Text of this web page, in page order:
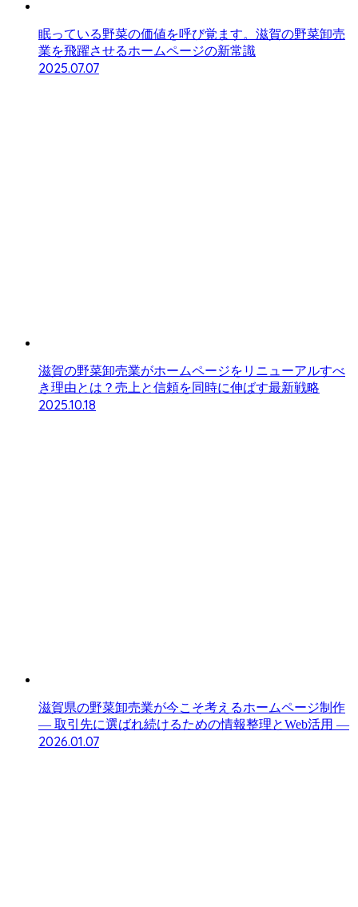
眠っている野菜の価値を呼び覚ます。滋賀の野菜卸売
業を飛躍させるホームページの新常識
2025.07.07
滋賀の野菜卸売業がホームページをリニューアルすべ
き理由とは？売上と信頼を同時に伸ばす最新戦略
2025.10.18
滋賀県の野菜卸売業が今こそ考えるホームページ制作
― 取引先に選ばれ続けるための情報整理とWeb活用 ―
2026.01.07